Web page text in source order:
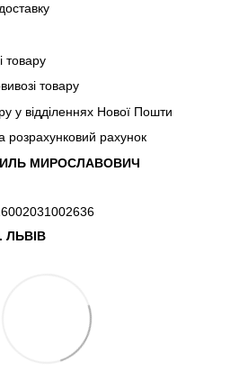
товару
товару
у відділеннях Нової Пошти
розрахунковий рахунок
МИРОСЛАВОВИЧ
ЛЬВІВ